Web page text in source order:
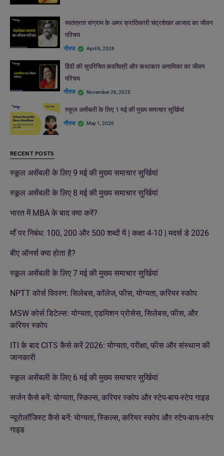
स्वतंत्रता संग्राम के अमर क्रांतिकारी चंद्रशेखर आजाद का जीवन
परिचय
नीरज April 6, 2026
हिंदी की सुपरिचित कवयित्री और कथाकार अनामिका का जीवन
परिचय
नीरज November 26, 2025
स्कूल असेंबली के लिए 1 मई की मुख्य समाचार सुर्खियां
नीरज May 1, 2026
RECENT POSTS
स्कूल असेंबली के लिए 9 मई की मुख्य समाचार सुर्खियां
स्कूल असेंबली के लिए 8 मई की मुख्य समाचार सुर्खियां
भारत में MBA के बाद क्या करें?
माँ पर निबंध: 100, 200 और 500 शब्दों में | कक्षा 4-10 | मदर्स डे 2026
बीए ऑनर्स क्या होता है?
स्कूल असेंबली के लिए 7 मई की मुख्य समाचार सुर्खियां
NPTT कोर्स विवरण: सिलेबस, कॉलेज, फीस, योग्यता, करियर स्कोप
MSW कोर्स डिटेल्स: योग्यता, एडमिशन प्रोसेस, सिलेबस, फीस, और
करियर स्कोप
ITI के बाद CITS कैसे करें 2026: योग्यता, परीक्षा, फीस और संस्थान की
जानकारी
स्कूल असेंबली के लिए 6 मई की मुख्य समाचार सुर्खियां
सर्जन कैसे बनें: योग्यता, स्किल्स, करियर स्कोप और स्टेप-बाय-स्टेप गाइड
न्यूरोलॉजिस्ट कैसे बनें: योग्यता, स्किल्स, करियर स्कोप और स्टेप-बाय-स्टेप
गाइड